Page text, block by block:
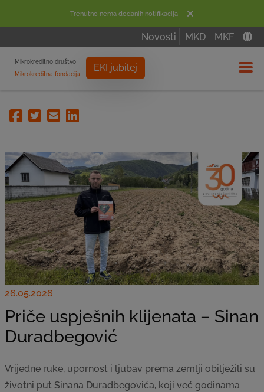
Trenutno nema dodanih notifikacija
Novosti MKD MKF
Mikrokreditno društvo
Mikrokreditna fondacija
EKI jubilej
Facebook
TwitterEmailLinkedin
26.05.2026
Priče uspješnih klijenata – Sinan
Duradbegović
Vrijedne ruke, upornost i ljubav prema zemlji obilježili su
životni put Sinana Duradbegovića, koji već godinama